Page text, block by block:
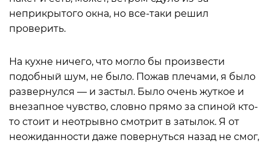
неприкрытого окна, но все-таки решил
проверить.
На кухне ничего, что могло бы произвести
подобный шум, не было. Пожав плечами, я было
развернулся — и застыл. Было очень жуткое и
внезапное чувство, словно прямо за спиной кто-
то стоит и неотрывно смотрит в затылок. Я от
неожиданности даже повернуться назад не смог,